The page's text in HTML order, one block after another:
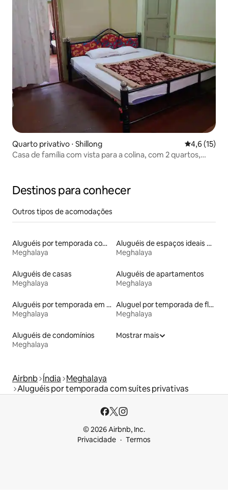
Quarto privativo ⋅ Shillong 4,6 de uma
4,6 (15)
Casa de família com vista para a colina, com 2 quartos,
Destinos para conhecer
Outros tipos de acomodações
Aluguéis por temporada com acesso ao lago
Meghalaya
Aluguéis de espaços ideais para famílias
Meghalaya
Aluguéis de casas
Meghalaya
Aluguéis de apartamentos
Meghalaya
Aluguéis por temporada em hotéis-fazenda
Meghalaya
Aluguel por temporada de flats
Meghalaya
Aluguéis de condomínios
Meghalaya
Mostrar mais
Airbnb Índia Meghalaya
Aluguéis por temporada com suítes privativas
© 2026 Airbnb, Inc.
Privacidade
Termos